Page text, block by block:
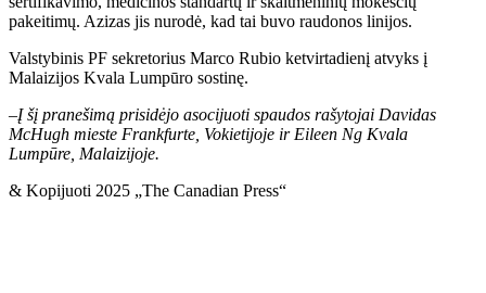
pakeitimų. Azizas jis nurodė, kad tai buvo raudonos linijos.
Valstybinis PF sekretorius Marco Rubio ketvirtadienį atvyks į
Malaizijos Kvala Lumpūro sostinę.
–Į šį pranešimą prisidėjo asocijuoti spaudos rašytojai Davidas
McHugh mieste Frankfurte, Vokietijoje ir Eileen Ng Kvala
Lumpūre, Malaizijoje.
& Kopijuoti 2025 „The Canadian Press“